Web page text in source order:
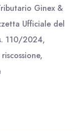
Ginex &
Ufficiale del
110/2024,